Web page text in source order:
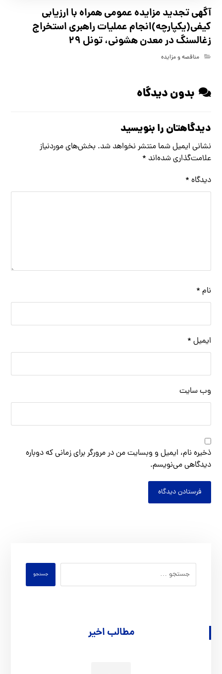
آگهي تجدید مزايده عمومی همراه با ارزیابی
کیفی(یکپارچه)انجام عملیات راهبری استخراج
زغالسنگ در معدن هشونی، تونل ۲۹
مناقصه و مزایده
بدون دیدگاه
دیدگاهتان را بنویسید
نشانی ایمیل شما منتشر نخواهد شد. بخش‌های موردنیاز
علامت‌گذاری شده‌اند *
دیدگاه *
نام *
ایمیل *
وب‌ سایت
ذخیره نام، ایمیل و وبسایت من در مرورگر برای زمانی که دوباره
دیدگاهی می‌نویسم.
فرستادن دیدگاه
جستجو
مطالب اخیر